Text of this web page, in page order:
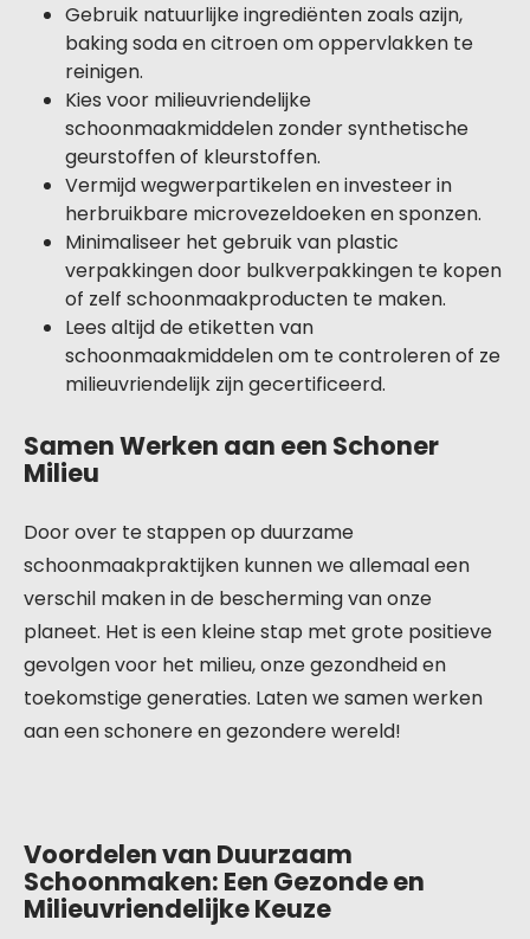
Gebruik natuurlijke ingrediënten zoals azijn,
baking soda en citroen om oppervlakken te
reinigen.
Kies voor milieuvriendelijke
schoonmaakmiddelen zonder synthetische
geurstoffen of kleurstoffen.
Vermijd wegwerpartikelen en investeer in
herbruikbare microvezeldoeken en sponzen.
Minimaliseer het gebruik van plastic
verpakkingen door bulkverpakkingen te kopen
of zelf schoonmaakproducten te maken.
Lees altijd de etiketten van
schoonmaakmiddelen om te controleren of ze
milieuvriendelijk zijn gecertificeerd.
Samen Werken aan een Schoner
Milieu
Door over te stappen op duurzame
schoonmaakpraktijken kunnen we allemaal een
verschil maken in de bescherming van onze
planeet. Het is een kleine stap met grote positieve
gevolgen voor het milieu, onze gezondheid en
toekomstige generaties. Laten we samen werken
aan een schonere en gezondere wereld!
Voordelen van Duurzaam
Schoonmaken: Een Gezonde en
Milieuvriendelijke Keuze